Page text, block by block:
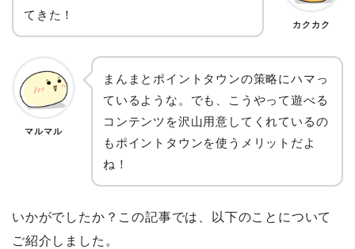
てきた！
カクカク
マルマル
まんまとポイントタウンの策略にハマっ
ているような。でも、こうやって遊べる
コンテンツを沢山用意してくれているの
もポイントタウンを使うメリットだよ
ね！
いかがでしたか？この記事では、以下のことについて
ご紹介しました。